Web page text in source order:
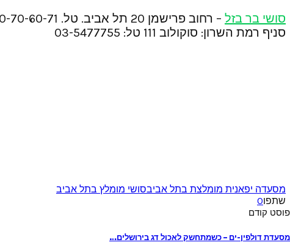
סושי בר בזל – רחוב פרישמן 20 תל אביב. טל. 1-700-70-60-71
סניף רמת השרון: סוקולוב 111 טל: 03-5477755
מסעדה יפאנית מומלצת בתל אביבסושי מומלץ בתל אביב
שתפו0
פוסט קודם
מסעדת דולפין-ים – כשמתחשק לאכול דג בירושלים…